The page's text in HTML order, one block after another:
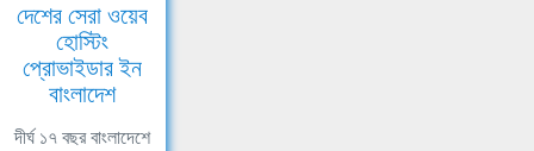
দেশের সেরা ওয়েব
হোস্টিং
প্রোভাইডার ইন
বাংলাদেশ
দীর্ঘ ১৭ বছর বাংলাদেশে